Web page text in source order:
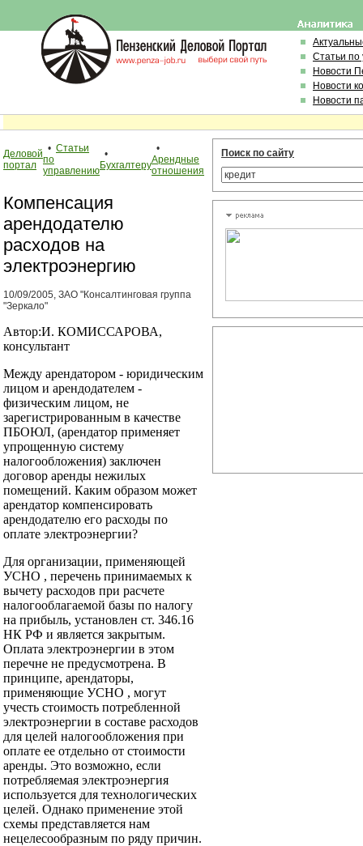
Статьи по
Новости
Новости
Новости
Деловой
портал
• Статьи
по
управлению
•
Бухгалтеру
•
Арендные
отношения
Компенсация
арендодателю
расходов на
электроэнергию
10/09/2005, ЗАО "Консалтинговая группа
"Зеркало"
Автор:И. КОМИССАРОВА,
консультант
Между арендатором - юридическим
лицом и арендодателем -
физическим лицом, не
зарегистрированным в качестве
ПБОЮЛ, (арендатор применяет
упрощенную систему
налогообложения) заключен
договор аренды нежилых
помещений. Каким образом может
арендатор компенсировать
арендодателю его расходы по
оплате электроэнергии?
Для организации, применяющей
УСНО , перечень принимаемых к
вычету расходов при расчете
налогооблагаемой базы по налогу
на прибыль, установлен ст. 346.16
НК РФ и является закрытым.
Оплата электроэнергии в этом
перечне не предусмотрена. В
принципе, арендаторы,
применяющие УСНО , могут
учесть стоимость потребленной
электроэнергии в составе расходов
для целей налогообложения при
оплате ее отдельно от стоимости
аренды. Это возможно, если
потребляемая электроэнергия
используется для технологических
целей. Однако применение этой
схемы представляется нам
нецелесообразным по ряду причин.
Поиск по сайту